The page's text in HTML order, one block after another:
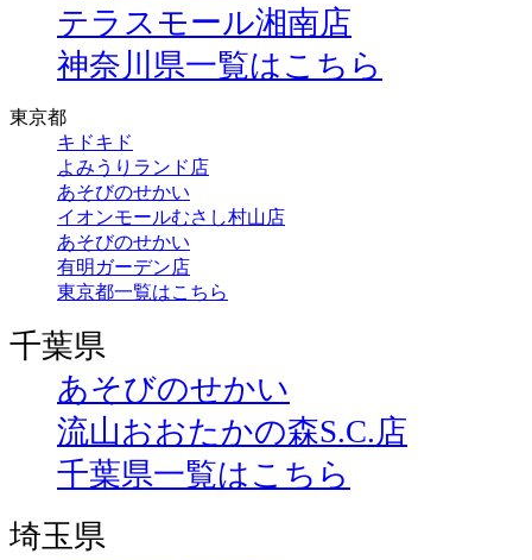
テラスモール湘南店
神奈川県一覧はこちら
東京都
キドキド
よみうりランド店
あそびのせかい
イオンモールむさし村山店
あそびのせかい
有明ガーデン店
東京都一覧はこちら
千葉県
あそびのせかい
流山おおたかの森S.C.店
千葉県一覧はこちら
埼玉県